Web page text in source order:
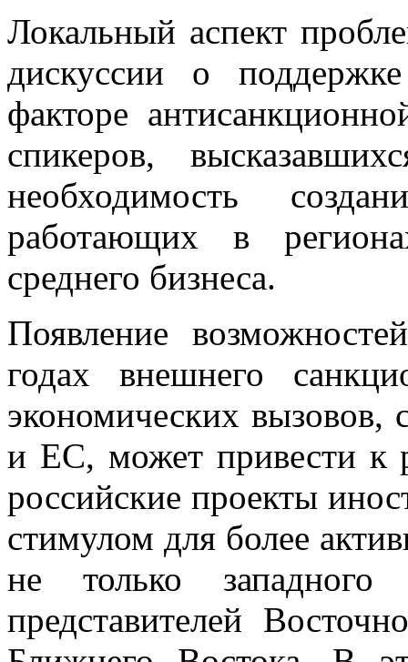
Локальный аспект
дискуссии о
факторе
спикеров,
необходимость
работающих в
среднего бизнеса.
Появление
годах внешнего
экономических
и ЕС, может привести к
российские проекты
стимулом для более
не только
представителей